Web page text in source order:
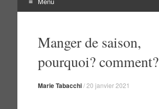
contenuManger de saison,
pourquoi? comment?
Marie Tabacchi/20 janvier 2021